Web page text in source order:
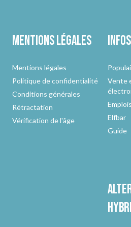
Mentions légales
Mentions légales
Politique de confidentialité
Conditions générales
Rétractation
Vérification de l'âge
Infos
Vente
Emplois
Elfbar
Guide